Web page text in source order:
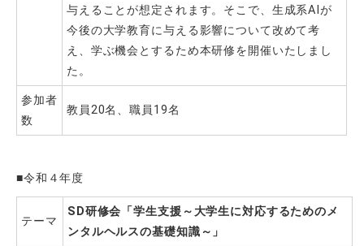
与えることが想定されます。そこで、生成系AIが
今後の大学教育に与える影響について改めて考
え、学ぶ機会とするため本研修を開催いたしまし
た。
参加者
数
教員20名、職員19名
■令和４年度
テーマ
SD研修会「学生支援～大学生に対応するためのメ
ンタルヘルスの基礎知識～」